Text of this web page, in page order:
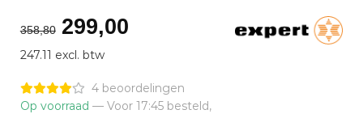
358,80 Oorspronkelijke
prijs
was:
€358,80.
299,00Huidige
€299,00.
247.11 excl. btw
4 beoordelingen
Op voorraad — Voor 17:45 besteld,